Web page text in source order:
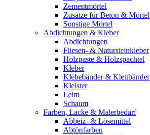
Zementmörtel
Zusätze für Beton & Mörtel
Sonstige Mörtel
Abdichtungen & Kleber
Abdichtungen
Fliesen- & Natursteinkleber
Holzpaste & Holzspachtel
Kleber
Klebebänder & Klettbänder
Kleister
Leim
Schaum
Farben, Lacke & Malerbedarf
Abbeiz- & Lösemittel
Abtönfarben